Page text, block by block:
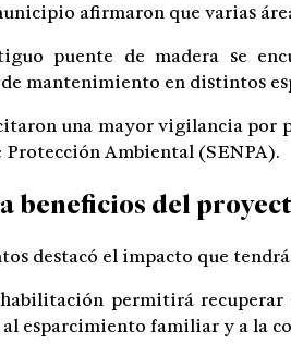
afirmaron que varias
puente de madera se
mantenimiento en distintos
una mayor vigilancia
Ambiental (SENPA).
beneficios del
destacó el impacto que
permitirá
esparcimiento familiar y a la